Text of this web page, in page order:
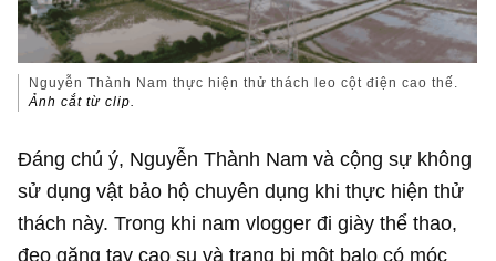
Nguyễn Thành Nam thực hiện thử thách leo cột điện cao thế.
Ảnh cắt từ clip.
Đáng chú ý, Nguyễn Thành Nam và cộng sự không
sử dụng vật bảo hộ chuyên dụng khi thực hiện thử
thách này. Trong khi nam vlogger đi giày thể thao,
đeo găng tay cao su và trang bị một balo có móc